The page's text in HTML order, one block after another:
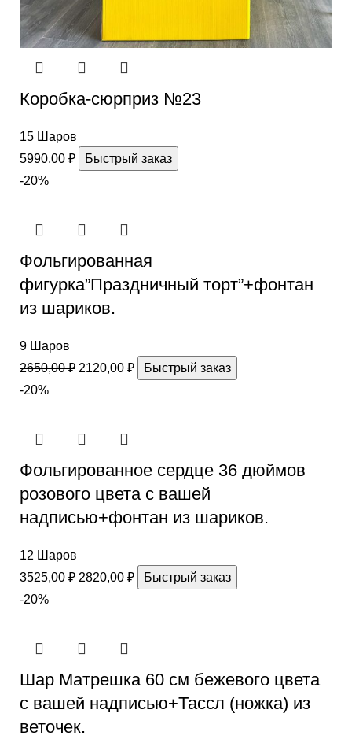
Коробка-сюрприз №23
15 Шаров
5990,00 ₽
Быстрый заказ
-20%
Фольгированная
фигурка”Праздничный торт”+фонтан
из шариков.
9 Шаров
2650,00₽ 2120,00 ₽
Быстрый заказ
-20%
Фольгированное сердце 36 дюймов
розового цвета с вашей
надписью+фонтан из шариков.
12 Шаров
3525,00₽ 2820,00 ₽
Быстрый заказ
-20%
Шар Матрешка 60 см бежевого цвета
с вашей надписью+Тассл (ножка) из
веточек.